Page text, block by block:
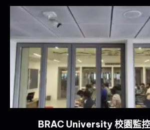
BRAC University 校園監